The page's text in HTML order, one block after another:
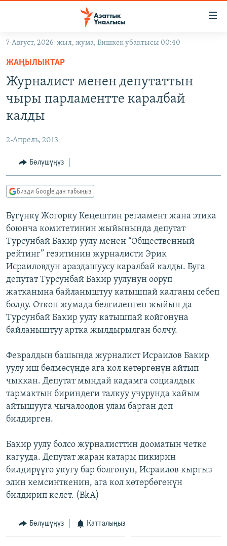
Навигацияга
өтүңүз
Издөөгө
салыңызКЫРГЫЗСТАН
МАДАНИЯТ
ДҮЙНӨ
УКРАИНА
ТВ ПРОГРАММАЛАР
БҮГҮН АЗАТТЫКТА
ДАНИСТЕ
ЭЖЕ-СИҢДИЛЕР
АЗАТТЫК+
ЫҢГАЙСЫЗ СУРООЛОР
ПОДКАСТ
ОНЛАЙН ШЕРИНЕ
ЭЕ/АРнун бардык сайттары
7-Август, 2026-жыл, жума, Бишкек убактысы 00:40
ЖАҢЫЛЫКТАР
Журналист менен депутаттын
чыры парламентте каралбай
калды
2-Апрель, 2013
Бөлүшүңүз
Бизди Google'дан табыңыз
Бүгүнкү Жогорку Кеңештин регламент жана этика
боюнча комитетинин жыйынында депутат
Турсунбай Бакир уулу менен “Общественный
рейтинг” гезитинин журналисти Эрик
Исраиловдун араздашуусу каралбай калды. Буга
депутат Турсунбай Бакир уулунун ооруп
жатканына байланыштуу катышпай калганы себеп
болду. Өткөн жумада белгиленген жыйын да
Турсунбай Бакир уулу катышпай койгонуна
байланыштуу артка жылдырылган болчу.
Февралдын башында журналист Исраилов Бакир
уулу иш бөлмөсүндө ага кол көтөргөнүн айтып
чыккан. Депутат мындай кадамга социалдык
тармактын бириндеги талкуу учурунда кайым
айтышууга чычалоодон улам барган деп
билдирген.
Бакир уулу болсо журналисттин дооматын четке
кагууда. Депутат жаран катары пикирин
билдирүүгө укугу бар болгонун, Исраилов кыргыз
элин кемсинткенин, ага кол көтөрбөгөнүн
билдирип келет. (BkA)
Бөлүшүңүз Катталыңыз